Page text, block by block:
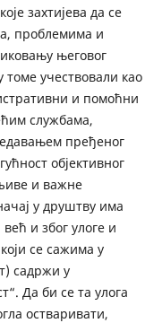
захтијева да се
проблемима и
његовог
томе учествовали као
и помоћни
службама,
пређеног
објективног
и важне
у друштву има
и због улоге и
се сажима у
садржи у
Да би се та улога
остваривати,